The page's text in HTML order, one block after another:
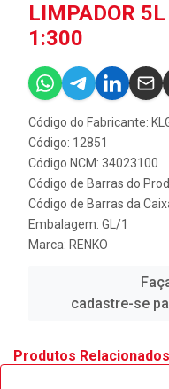
LIMPADOR
1:300
Código do Fabricante:
Código: 12851
Código NCM: 34023100
Código de Barras do
Código de Barras da
Embalagem: GL/1
Marca: RENKO
cadastre-se
Produtos Relacionados